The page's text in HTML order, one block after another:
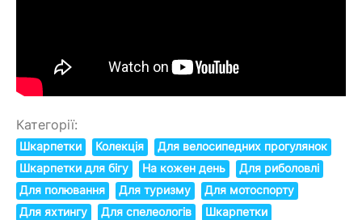
Категорії:
Шкарпетки Колекція
Для велосипедних прогулянок
Шкарпетки для бігу
На кожен день
Для риболовлі
Для полювання
Для туризму
Для мотоспорту
Для яхтингу
Для спелеологів Шкарпетки